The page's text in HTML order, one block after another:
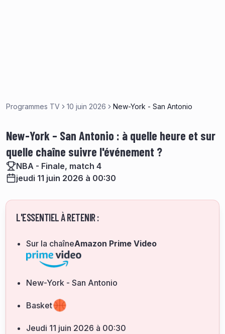
Programmes TV 10 juin 2026 New-York - San Antonio
New-York – San Antonio : à quelle heure et sur
quelle chaîne suivre l'événement ?
NBA - Finale, match 4
jeudi 11 juin 2026 à 00:30
L'ESSENTIEL À RETENIR :
Sur la chaîneAmazon Prime Video
New-York - San Antonio
Basket
jeudi 11 juin 2026 à 00:30